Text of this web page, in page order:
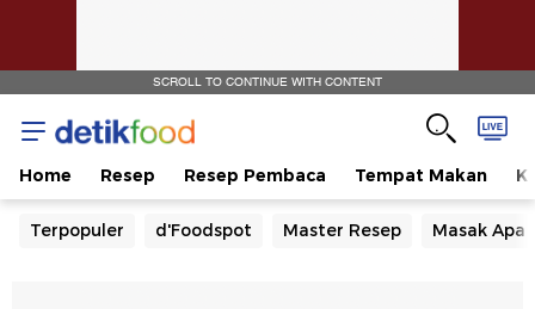
SCROLL TO CONTINUE WITH CONTENT
Home Resep Resep Pembaca Tempat Makan
Terpopuler d'Foodspot Master Resep Masak Apa